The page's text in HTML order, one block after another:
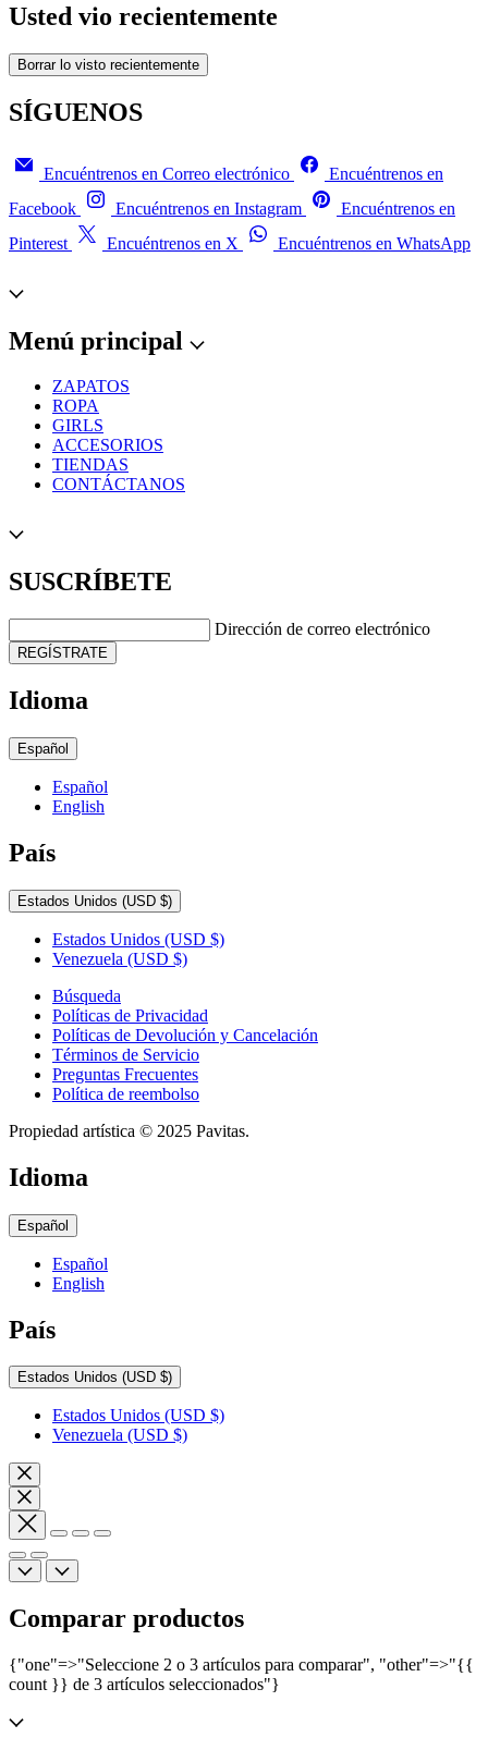
Usted vio recientemente
Borrar lo visto recientemente
SÍGUENOS
Encuéntrenos en Correo electrónico
Encuéntrenos en
Facebook
Encuéntrenos en Instagram
Encuéntrenos en
Pinterest
Encuéntrenos en X Encuéntrenos en WhatsApp
Menú principal
ZAPATOS
ROPA
GIRLS
ACCESORIOS
TIENDAS
CONTÁCTANOS
SUSCRÍBETE
Dirección de correo electrónico
REGÍSTRATE
Idioma
Español
Español
English
País
Estados Unidos (USD $)
Estados Unidos (USD $)
Venezuela (USD $)
Búsqueda
Políticas de Privacidad
Políticas de Devolución y Cancelación
Términos de Servicio
Preguntas Frecuentes
Política de reembolso
Propiedad artística © 2025 Pavitas.
Idioma
Español
Español
English
País
Estados Unidos (USD $)
Estados Unidos (USD $)
Venezuela (USD $)
Comparar productos
{"one"=>"Seleccione 2 o 3 artículos para comparar", "other"=>"{{
count }} de 3 artículos seleccionados"}